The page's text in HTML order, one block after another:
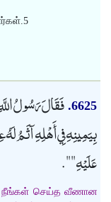
6625. فَقَالَ رَسُولُ
بِيَمِينِهِ فِي أَهْلِهِ آثَمُ
عَلَيْهِ "".
நீங்கள் செய்த வீணான